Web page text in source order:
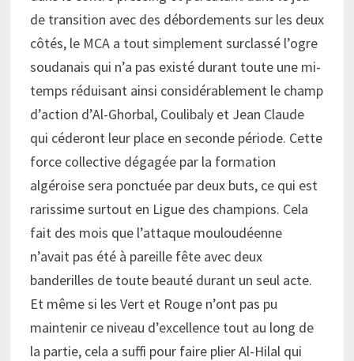
de transition avec des débordements sur les deux
côtés, le MCA a tout simplement surclassé l’ogre
soudanais qui n’a pas existé durant toute une mi-
temps réduisant ainsi considérablement le champ
d’action d’Al-Ghorbal, Coulibaly et Jean Claude
qui céderont leur place en seconde période. Cette
force collective dégagée par la formation
algéroise sera ponctuée par deux buts, ce qui est
rarissime surtout en Ligue des champions. Cela
fait des mois que l’attaque mouloudéenne
n’avait pas été à pareille fête avec deux
banderilles de toute beauté durant un seul acte.
Et même si les Vert et Rouge n’ont pas pu
maintenir ce niveau d’excellence tout au long de
la partie, cela a suffi pour faire plier Al-Hilal qui